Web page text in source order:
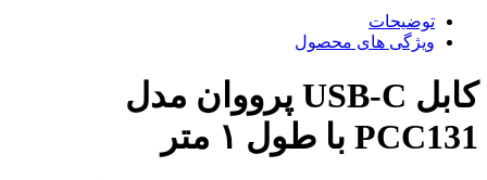
توضیحات
ویژگی های محصول
کابل USB‑C پرووان مدل
PCC131 با طول ۱ متر